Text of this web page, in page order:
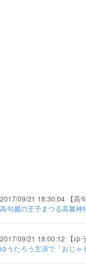
2017/09/21 18:30:04 【高句
高句麗の王子まつる高麗
2017/09/21 18:00:12 【ゆ
ゆうたろう主演で「おじゃ